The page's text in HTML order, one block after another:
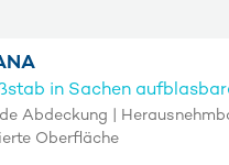
in Sachen
Abdeckung |
Oberfläche